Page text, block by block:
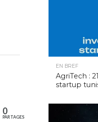
0
PARTAGES
EN BREF
AgriTech :
startup